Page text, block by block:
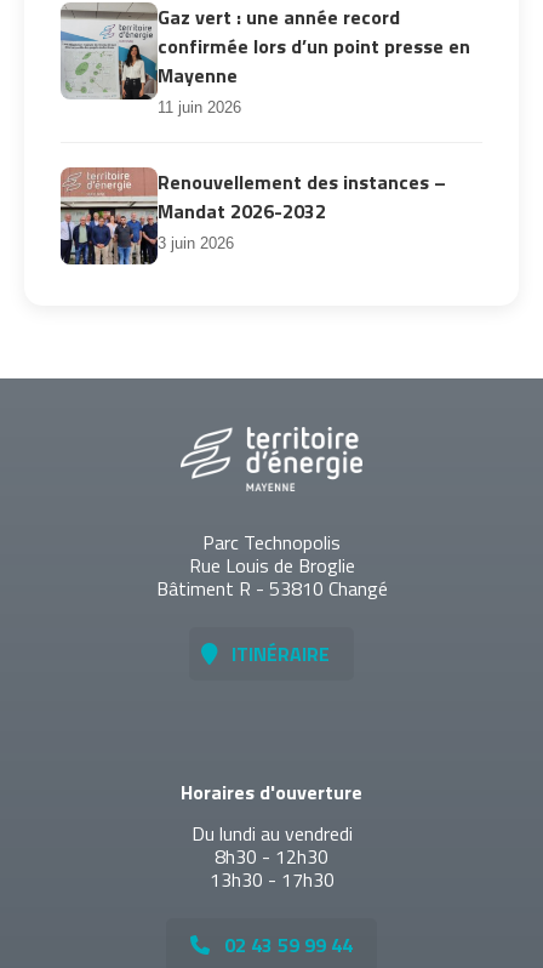
Gaz vert : une année record
confirmée lors d’un point presse en
Mayenne
11 juin 2026
Renouvellement des instances –
Mandat 2026-2032
3 juin 2026
Parc Technopolis
Rue Louis de Broglie
Bâtiment R - 53810 Changé
ITINÉRAIRE
Horaires d'ouverture
Du lundi au vendredi
8h30 - 12h30
13h30 - 17h30
02 43 59 99 44